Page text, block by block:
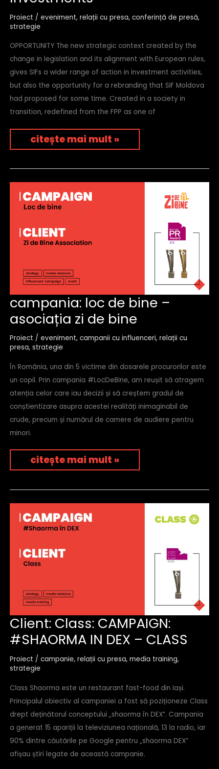
Proiect / eveniment, relații cu presa, conferință de presă,
strategie
OPPORTUNITY The new strategic context created by the
change in legislation and its alignment with European rules,
gives SIFs a wider range of action in investment activities,
but also the opportunity for a rebranding that SIF Moldova
had proposed for some time. Created in a society in
transition, redefined from the FPP as one of
citește mai mult »
campania: loc de bine –
asociația zi de bine
Proiect / eveniment, campanii cu influenceri, relații cu
presa, strategie
În România, una din 5 victime din dosarele procurorilor este
un copil. Prin campania #LocDeBine, am reușit să atragem
atenția celor care iau decizii și să creștem gradul de
conștientizare asupra acestei realități inimaginabil de
crude, precum și numărul de camere de audiere pentru
minori.
campania:
loc
de
bine
–
asociația
de
bine
citește mai mult »
Client: Class: CAMPAIGN:
#SHAORMA IN DEX – CLASS
Proiect / campanie, relații cu presa, media training,
strategie
Class Shaorma este un restaurant fast-food din Iași.
Principalul obiectiv al campaniei a fost să poziționeze Class
drept deținătorul conceptului „shaorma în DEX”. Campania
a generat 15 apariții la televiziunea națională, 13 la radio, iar
90% dintre căutările pe Google pentru „shaorma DEX”
afișau știri legate de această campanie.
client:
class:
campaign:
#shaorma
in
dex
–
class